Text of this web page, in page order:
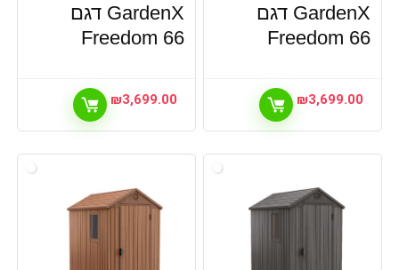
GardenX דגם
Freedom 66
₪3,699.00
GardenX דגם
Freedom 66
₪3,699.00